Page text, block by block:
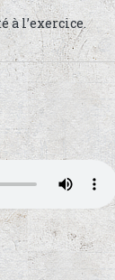
à l’exercice.